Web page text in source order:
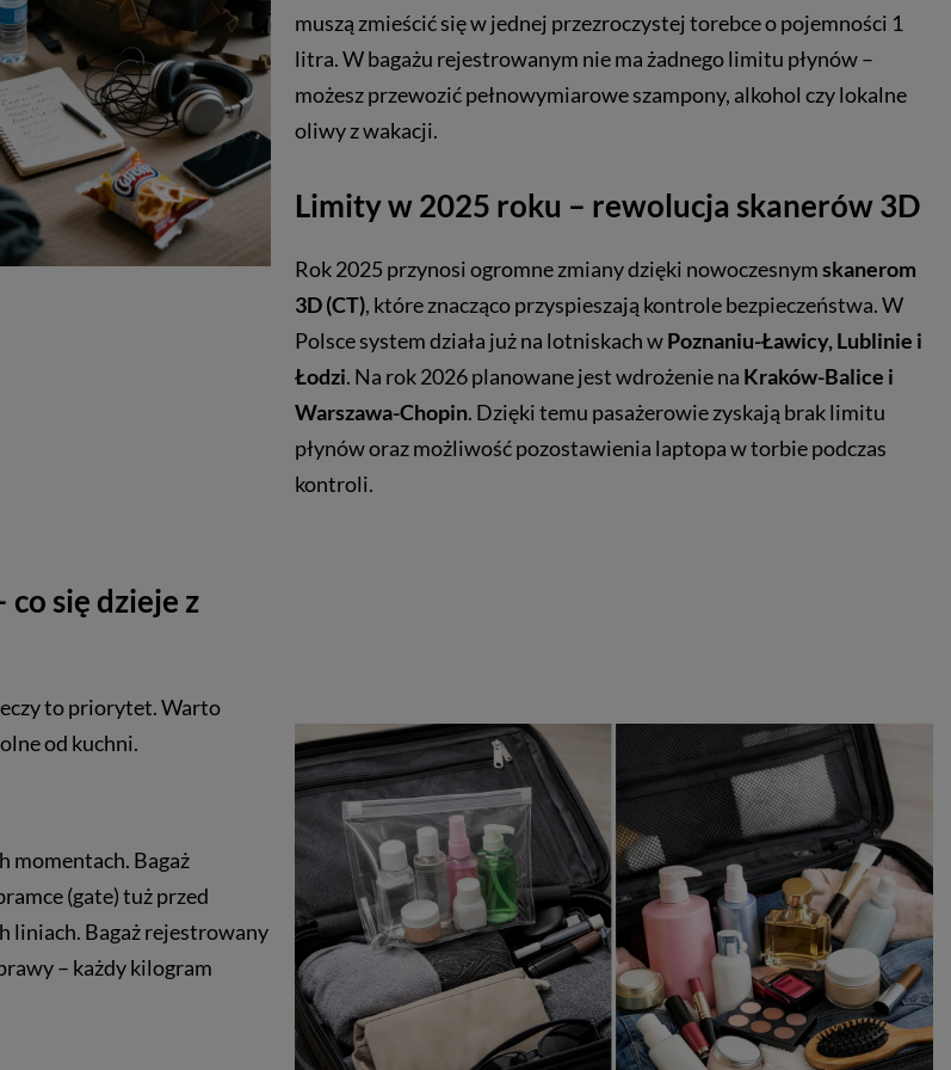
muszą zmieścić się w jednej przezroczystej torebce o pojemności 1
litra. W bagażu rejestrowanym nie ma żadnego limitu płynów –
możesz przewozić pełnowymiarowe szampony, alkohol czy lokalne
oliwy z wakacji.
Limity w 2025 roku – rewolucja skanerów 3D
Rok 2025 przynosi ogromne zmiany dzięki nowoczesnymskanerom
3D (CT), które znacząco przyspieszają kontrole bezpieczeństwa. W
Polsce system działa już na lotniskach wPoznaniu-Ławicy, Lublinie i
Łodzi. Na rok 2026 planowane jest wdrożenie na Kraków-Balice i
Warszawa-Chopin. Dzięki temu pasażerowie zyskają brak limitu
płynów oraz możliwość pozostawienia laptopa w torbie podczas
kontroli.
się dzieje z
to priorytet. Warto
od kuchni.
momentach. Bagaż
(gate) tuż przed
liniach. Bagaż rejestrowany
– każdy kilogram